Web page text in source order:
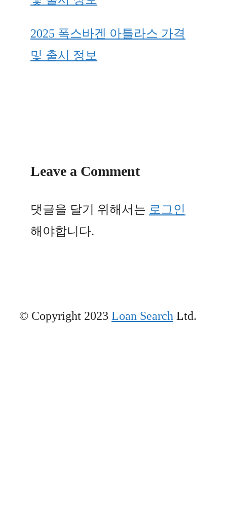
2025 폭스바겐 아틀라스 가격
및 출시 정보
Leave a Comment
댓글을 달기 위해서는 로그인
해야합니다.
© Copyright 2023 Loan Search Ltd.